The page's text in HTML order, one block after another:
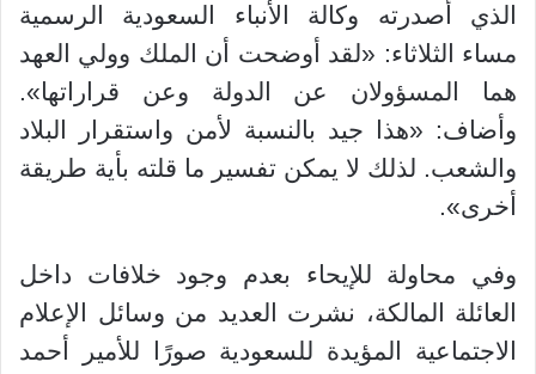
الذي أصدرته وكالة الأنباء السعودية الرسمية
مساء الثلاثاء: «لقد أوضحت أن الملك وولي العهد
هما المسؤولان عن الدولة وعن قراراتها».
وأضاف: «هذا جيد بالنسبة لأمن واستقرار البلاد
والشعب. لذلك لا يمكن تفسير ما قلته بأية طريقة
أخرى».
وفي محاولة للإيحاء بعدم وجود خلافات داخل
العائلة المالكة، نشرت العديد من وسائل الإعلام
الاجتماعية المؤيدة للسعودية صورًا للأمير أحمد